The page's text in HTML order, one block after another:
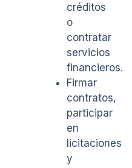
créditos
o
contratar
servicios
financieros.
Firmar
contratos,
participar
en
licitaciones
y